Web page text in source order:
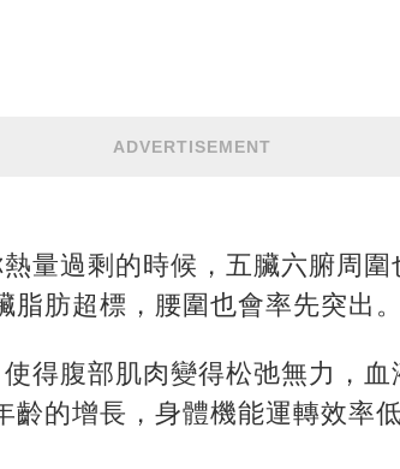
ADVERTISEMENT
量過剩的時候，五臟六腑周
肪超標，腰圍也會率先突出。
得腹部肌肉變得松弛無力，
齡的增長，身體機能運轉效率